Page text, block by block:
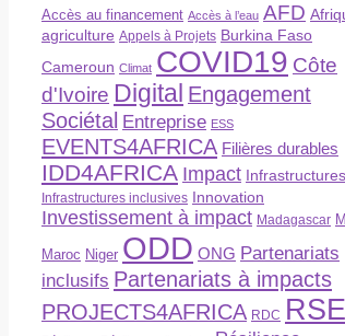
Accès au financement Accès à l’eau AFD
agriculture Appels à Projets Burkina Faso
Cameroun Climat COVID19 Côte
d'Ivoire Digital Engagement
Sociétal Entreprise ESS
EVENTS4AFRICA Filières durables
IDD4AFRICA Impact Infrastructures
Infrastructures inclusives Innovation
Investissement à impact Madagascar
Maroc Niger ODD ONG Partenariats
inclusifs Partenariats à impacts
PROJECTS4AFRICA RDC RSE